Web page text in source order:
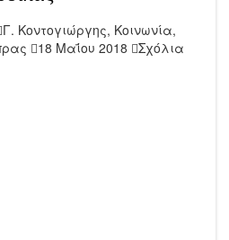
Γ. Κοντογιώργης, Κοινωνία,
18 Μαΐου 2018
Σχόλια